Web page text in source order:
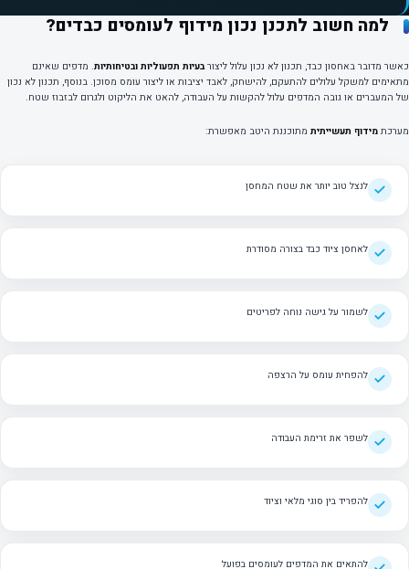
למה חשוב לתכנן נכון מידוף לעומסים כבדים?
כאשר מדובר באחסון כבד, תכנון לא נכון עלול ליצורבעיות תפעוליות ובטיחותיות. מדפים שאינם
מתאימים למשקל עלולים להתעקם, להישחק, לאבד יציבות או ליצור עומס מסוכן. בנוסף, תכנון לא נכון
של המעברים או גובה המדפים עלול להקשות על העבודה, להאט את הליקוט ולגרום לבזבוז שטח.
מערכתמידוף תעשייתית מתוכננת היטב מאפשרת:
לנצל טוב יותר את שטח המחסן
לאחסן ציוד כבד בצורה מסודרת
לשמור על גישה נוחה לפריטים
להפחית עומס על הרצפה
לשפר את זרימת העבודה
להפריד בין סוגי מלאי וציוד
להתאים את המדפים לעומסים בפועל